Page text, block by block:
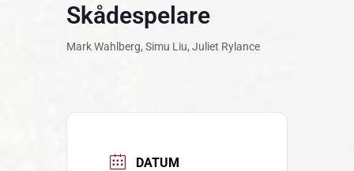
Skådespelare
Mark Wahlberg, Simu Liu, Juliet Rylance
DATUM